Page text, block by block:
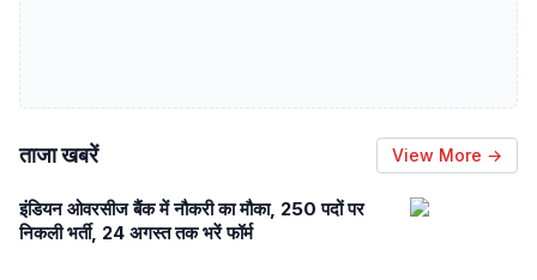
ताजा खबरें View More →
इंडियन ओवरसीज बैंक में नौकरी का मौका, 250 पदों पर
निकली भर्ती, 24 अगस्त तक भरें फॉर्म